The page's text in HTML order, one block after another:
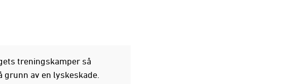
treningskamper så
av en lyskeskade.